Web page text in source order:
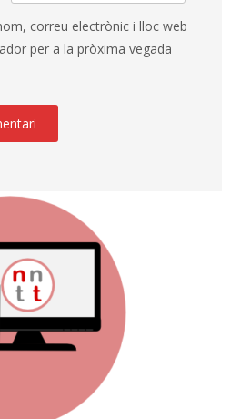
correu electrònic i lloc web
per a la pròxima vegada